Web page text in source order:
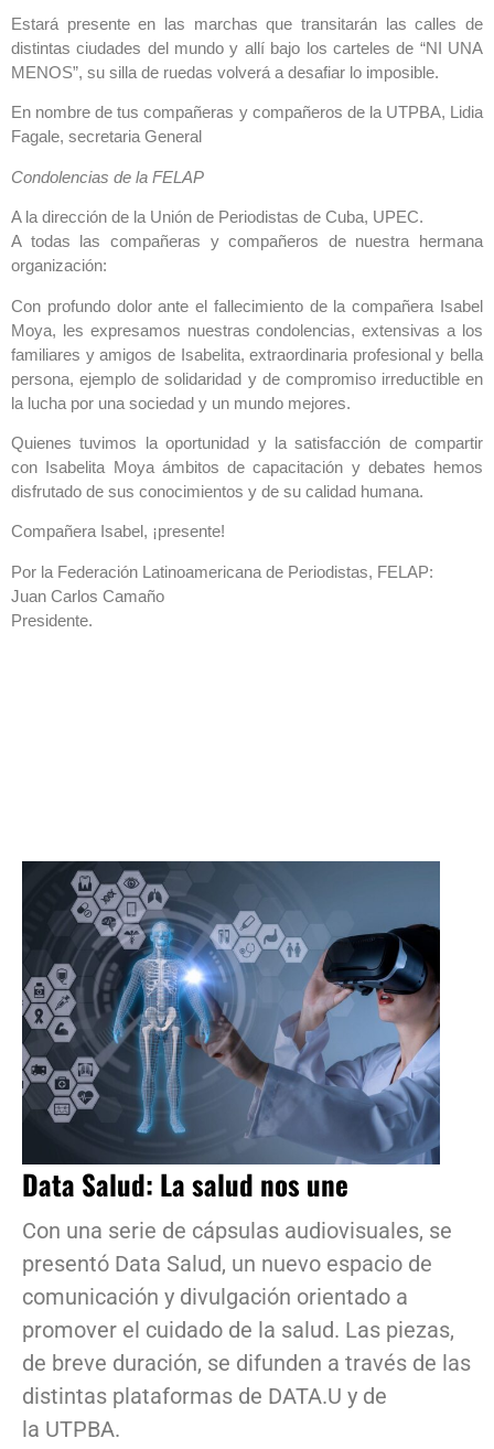
Estará presente en las marchas que transitarán las calles de
distintas ciudades del mundo y allí bajo los carteles de “NI UNA
MENOS”, su silla de ruedas volverá a desafiar lo imposible.
En nombre de tus compañeras y compañeros de la UTPBA, Lidia
Fagale, secretaria General
Condolencias de la FELAP
A la dirección de la Unión de Periodistas de Cuba, UPEC.
A todas las compañeras y compañeros de nuestra hermana
organización:
Con profundo dolor ante el fallecimiento de la compañera Isabel
Moya, les expresamos nuestras condolencias, extensivas a los
familiares y amigos de Isabelita, extraordinaria profesional y bella
persona, ejemplo de solidaridad y de compromiso irreductible en
la lucha por una sociedad y un mundo mejores.
Quienes tuvimos la oportunidad y la satisfacción de compartir
con Isabelita Moya ámbitos de capacitación y debates hemos
disfrutado de sus conocimientos y de su calidad humana.
Compañera Isabel, ¡presente!
Por la Federación Latinoamericana de Periodistas, FELAP:
Juan Carlos Camaño
Presidente.
Data Salud: La salud nos une
Con una serie de cápsulas audiovisuales, se
presentó Data Salud, un nuevo espacio de
comunicación y divulgación orientado a
promover el cuidado de la salud. Las piezas,
de breve duración, se difunden a través de las
distintas plataformas de DATA.U y de
la UTPBA.